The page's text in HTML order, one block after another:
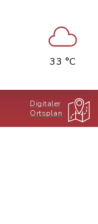
33 °C
Digitaler
Ortsplan